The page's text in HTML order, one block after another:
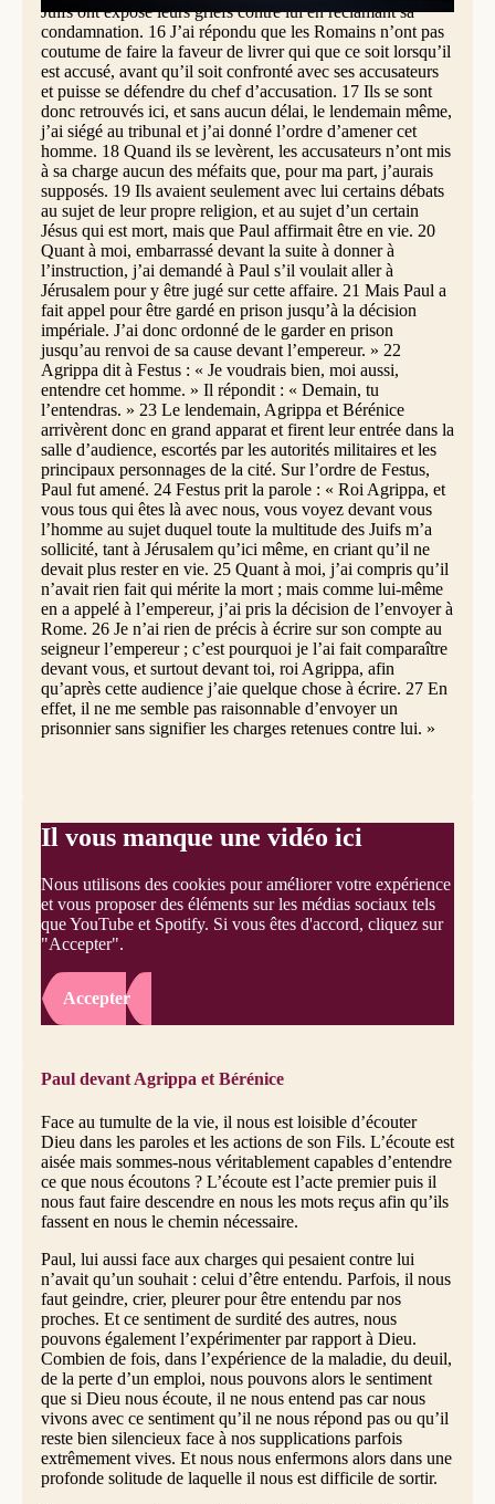
Juifs ont exposé leurs griefs contre lui en réclamant sa
condamnation. 16 J’ai répondu que les Romains n’ont pas
coutume de faire la faveur de livrer qui que ce soit lorsqu’il
est accusé, avant qu’il soit confronté avec ses accusateurs
et puisse se défendre du chef d’accusation. 17 Ils se sont
donc retrouvés ici, et sans aucun délai, le lendemain même,
j’ai siégé au tribunal et j’ai donné l’ordre d’amener cet
homme. 18 Quand ils se levèrent, les accusateurs n’ont mis
à sa charge aucun des méfaits que, pour ma part, j’aurais
supposés. 19 Ils avaient seulement avec lui certains débats
au sujet de leur propre religion, et au sujet d’un certain
Jésus qui est mort, mais que Paul affirmait être en vie. 20
Quant à moi, embarrassé devant la suite à donner à
l’instruction, j’ai demandé à Paul s’il voulait aller à
Jérusalem pour y être jugé sur cette affaire. 21 Mais Paul a
fait appel pour être gardé en prison jusqu’à la décision
impériale. J’ai donc ordonné de le garder en prison
jusqu’au renvoi de sa cause devant l’empereur. » 22
Agrippa dit à Festus : « Je voudrais bien, moi aussi,
entendre cet homme. » Il répondit : « Demain, tu
l’entendras. » 23 Le lendemain, Agrippa et Bérénice
arrivèrent donc en grand apparat et firent leur entrée dans la
salle d’audience, escortés par les autorités militaires et les
principaux personnages de la cité. Sur l’ordre de Festus,
Paul fut amené. 24 Festus prit la parole : « Roi Agrippa, et
vous tous qui êtes là avec nous, vous voyez devant vous
l’homme au sujet duquel toute la multitude des Juifs m’a
sollicité, tant à Jérusalem qu’ici même, en criant qu’il ne
devait plus rester en vie. 25 Quant à moi, j’ai compris qu’il
n’avait rien fait qui mérite la mort ; mais comme lui-même
en a appelé à l’empereur, j’ai pris la décision de l’envoyer à
Rome. 26 Je n’ai rien de précis à écrire sur son compte au
seigneur l’empereur ; c’est pourquoi je l’ai fait comparaître
devant vous, et surtout devant toi, roi Agrippa, afin
qu’après cette audience j’aie quelque chose à écrire. 27 En
effet, il ne me semble pas raisonnable d’envoyer un
prisonnier sans signifier les charges retenues contre lui. »
Il vous manque une vidéo ici
Nous utilisons des cookies pour améliorer votre expérience
et vous proposer des éléments sur les médias sociaux tels
que YouTube et Spotify. Si vous êtes d'accord, cliquez sur
"Accepter".
Accepter
Paul devant Agrippa et Bérénice
Face au tumulte de la vie, il nous est loisible d’écouter
Dieu dans les paroles et les actions de son Fils. L’écoute est
aisée mais sommes-nous véritablement capables d’entendre
ce que nous écoutons ? L’écoute est l’acte premier puis il
nous faut faire descendre en nous les mots reçus afin qu’ils
fassent en nous le chemin nécessaire.
Paul, lui aussi face aux charges qui pesaient contre lui
n’avait qu’un souhait : celui d’être entendu. Parfois, il nous
faut geindre, crier, pleurer pour être entendu par nos
proches. Et ce sentiment de surdité des autres, nous
pouvons également l’expérimenter par rapport à Dieu.
Combien de fois, dans l’expérience de la maladie, du deuil,
de la perte d’un emploi, nous pouvons alors le sentiment
que si Dieu nous écoute, il ne nous entend pas car nous
vivons avec ce sentiment qu’il ne nous répond pas ou qu’il
reste bien silencieux face à nos supplications parfois
extrêmement vives. Et nous nous enfermons alors dans une
profonde solitude de laquelle il nous est difficile de sortir.